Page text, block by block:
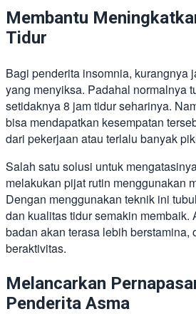
Membantu
Tidur
Bagi penderita insomnia, kurangnya
yang menyiksa. Padahal normalnya
setidaknya 8 jam tidur seharinya.
bisa mendapatkan kesempatan
dari pekerjaan atau terlalu banyak
Salah satu solusi untuk
melakukan pijat rutin menggunakan
Dengan menggunakan teknik ini
dan kualitas tidur semakin membaik.
badan akan terasa lebih berstamina,
beraktivitas.
Melancarkan
Penderita Asma